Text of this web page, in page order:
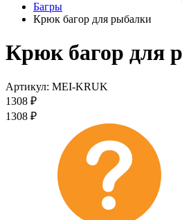
Багры
Крюк багор для рыбалки
Крюк багор для
Артикул: MEI-KRUK
1308 ₽
1308 ₽